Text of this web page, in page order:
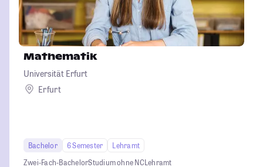
Mathematik
Universität Erfurt
Erfurt
Bachelor 6 Semester
Lehramt
Zwei-Fach-BachelorStudium ohne NCLehramt